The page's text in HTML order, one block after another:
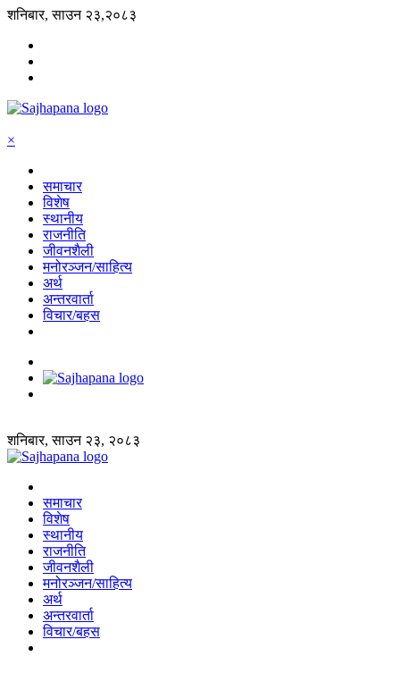
शनिबार, साउन २३,२०८३
×
समाचार
विशेष
स्थानीय
राजनीति
जीवनशैली
मनोरञ्जन/साहित्य
अर्थ
अन्तरवार्ता
विचार/बहस
शनिबार, साउन २३, २०८३
समाचार
विशेष
स्थानीय
राजनीति
जीवनशैली
मनोरञ्जन/साहित्य
अर्थ
अन्तरवार्ता
विचार/बहस